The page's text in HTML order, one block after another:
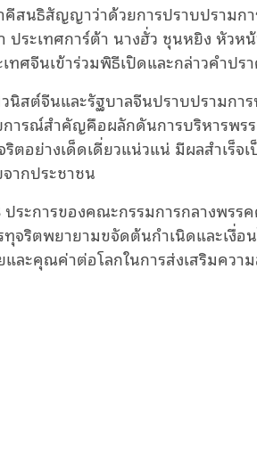
สนธิสัญญาว่าด้วยการปราบปรามก
ประเทศการ์ต้า นางฮั่ว ชุนหยิง หัว
ทศจีนเข้าร่วมพิธีเปิดและกล่าวคำปร
สต์จีนและรัฐบาลจีนปราบปรามกา
รณ์สำคัญคือผลักดันการบริหารพรร
อย่างเด็ดเดี่ยวแน่วแน่ มีผลสำเร็จ
ากประชาชน
ะการของคณะกรรมการกลางพร
ริตพยายามขจัดต้นกำเนิดและเงื่อ
ะคุณค่าต่อโลกในการส่งเสริมความ